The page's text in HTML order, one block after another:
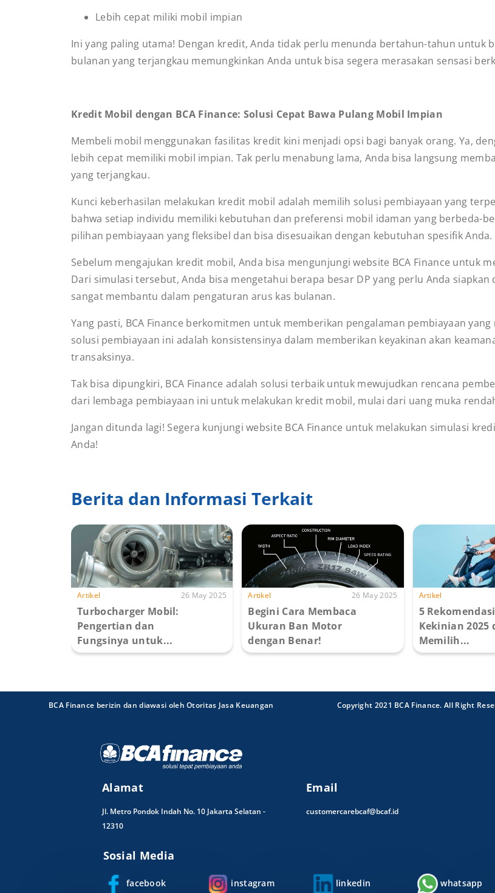
Lebih cepat miliki mobil impian
Ini yang paling utama! Dengan kredit, Anda tidak perlu menunda bertahun-tahun untuk
bulanan yang terjangkau memungkinkan Anda untuk bisa segera merasakan sensasi
Kredit Mobil dengan BCA Finance: Solusi Cepat Bawa Pulang Mobil Impian
Membeli mobil menggunakan fasilitas kredit kini menjadi opsi bagi banyak orang. Ya,
lebih cepat memiliki mobil impian. Tak perlu menabung lama, Anda bisa langsung
yang terjangkau.
Kunci keberhasilan melakukan kredit mobil adalah memilih solusi pembiayaan yang
bahwa setiap individu memiliki kebutuhan dan preferensi mobil idaman yang berbeda-
pilihan pembiayaan yang fleksibel dan bisa disesuaikan dengan kebutuhan spesifik Anda.
Sebelum mengajukan kredit mobil, Anda bisa mengunjungi website BCA Finance untuk
Dari simulasi tersebut, Anda bisa mengetahui berapa besar DP yang perlu Anda
sangat membantu dalam pengaturan arus kas bulanan.
Yang pasti, BCA Finance berkomitmen untuk memberikan pengalaman pembiayaan
solusi pembiayaan ini adalah konsistensinya dalam memberikan keyakinan akan
transaksinya.
Tak bisa dipungkiri, BCA Finance adalah solusi terbaik untuk mewujudkan rencana
dari lembaga pembiayaan ini untuk melakukan kredit mobil, mulai dari uang muka
Jangan ditunda lagi! Segera kunjungi website BCA Finance untuk melakukan simulasi
Anda!
Berita dan Informasi Terkait
Artikel 26 May 2025
Turbocharger Mobil:
Pengertian dan
Fungsinya untuk...
Artikel 26 May 2025
Begini Cara Membaca
Ukuran Ban Motor
dengan Benar!
Artikel
5
Kekinian 2025
Memilih...
BCA Finance berizin dan diawasi oleh Otoritas Jasa Keuangan Copyright 2021 BCA Finance. All Right
Alamat
Jl. Metro Pondok Indah No. 10 Jakarta Selatan -
12310
Email
customercarebcaf@bcaf.id
Sosial Media
facebook instagram linkedin whatsapp